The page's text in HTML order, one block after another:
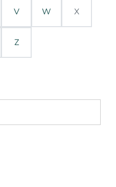
V W X
Z